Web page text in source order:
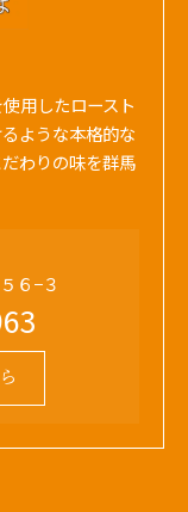
用したロースト
ような本格的な
わりの味を群馬
６−３